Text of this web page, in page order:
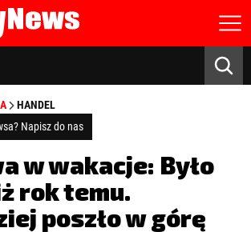
FINANSE
HANDEL
Napisz do nas
w wakacje: Było
rok temu.
poszło w górę